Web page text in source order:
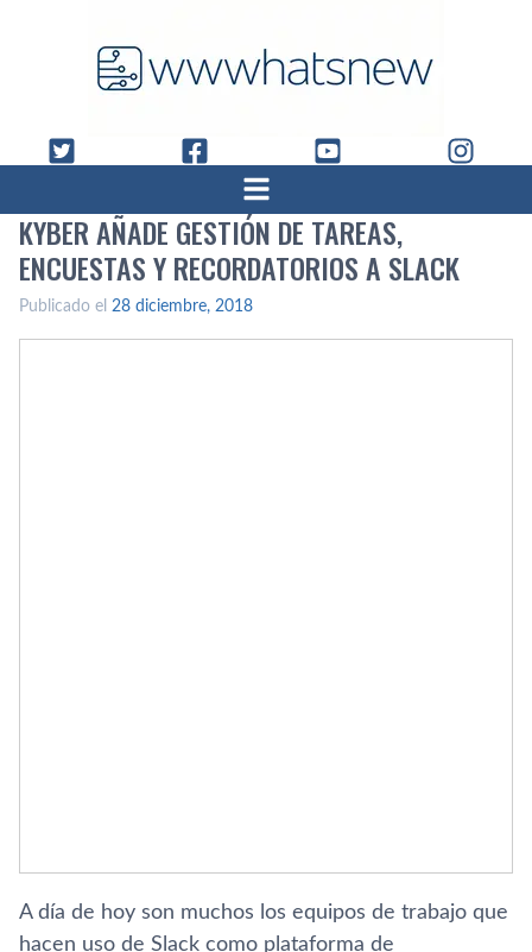
KYBER AÑADE GESTIÓN DE TAREAS,
ENCUESTAS Y RECORDATORIOS A SLACK
Publicado el 28 diciembre, 2018
A dí­a de hoy son muchos los equipos de trabajo que
hacen uso de Slack como plataforma de